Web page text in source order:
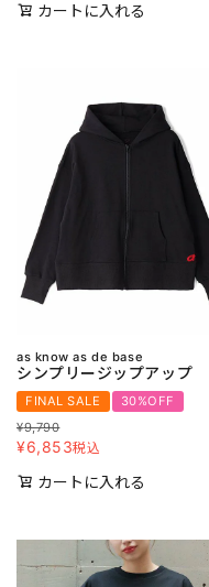
カートに入れる
as know as de base
シンプリージップアップ
FINAL SALE
30%OFF
¥9,790
¥6,853税込
カートに入れる